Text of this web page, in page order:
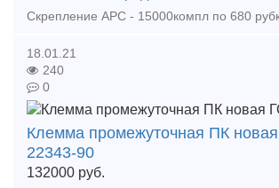
18.01.21
240
0
Клемма промежуточная ПК
22343-90
132000 руб.